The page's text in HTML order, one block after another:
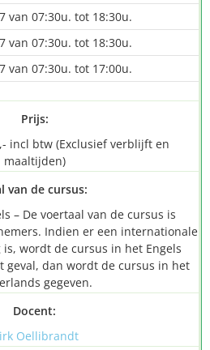
van 07:30u. tot 18:30u.
van 07:30u. tot 18:30u.
van 07:30u. tot 17:00u.
Prijs:
incl btw (Exclusief verblijft en
maaltijden)
van de cursus:
– De voertaal van de cursus is
Indien er een internationale
wordt de cursus in het Engels
geval, dan wordt de cursus in het
gegeven.
Docent:
Oellibrandt